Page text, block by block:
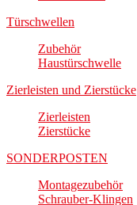
Türschwellen
Zubehör
Haustürschwelle
Zierleisten und Zierstücke
Zierleisten
Zierstücke
SONDERPOSTEN
Montagezubehör
Schrauber-Klingen